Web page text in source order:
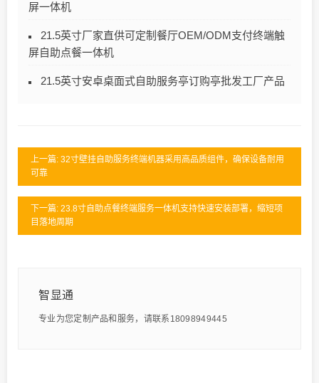
屏一体机
21.5英寸厂家直供可定制餐厅OEM/ODM支付终端触
屏自助点餐一体机
21.5英寸安卓桌面式自助服务亭订购亭批发工厂产品
上一篇: 32寸壁挂自助服务终端机器采用高品质组件，确保设备耐用
可靠
下一篇: 23.8寸自助点餐终端服务一体机支持快速安装部署，缩短项
目落地周期
智显通
专业为您定制产品和服务，请联系18098949445